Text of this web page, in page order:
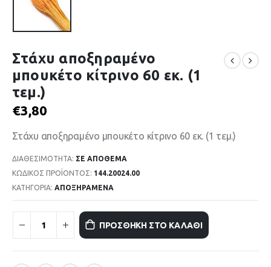
Στάχυ αποξηραμένο
μπουκέτο κίτρινο 60 εκ. (1
τεμ.)
€3,80
Στάχυ αποξηραμένο μπουκέτο κίτρινο 60 εκ. (1 τεμ.)
ΔΙΑΘΕΣΙΜΌΤΗΤΑ: ΣΕ ΑΠΌΘΕΜΑ
ΚΩΔΙΚΌΣ ΠΡΟΪΌΝΤΟΣ: 144.20024.00
ΚΑΤΗΓΟΡΊΑ: ΑΠΟΞΗΡΑΜΕΝΑ
ΠΡΟΣΘΉΚΗ ΣΤΟ ΚΑΛΆΘΙ